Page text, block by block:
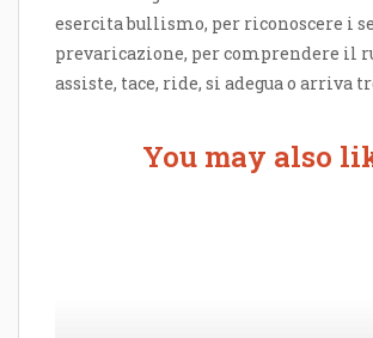
esercita bullismo, per riconoscere i
prevaricazione, per comprendere il
assiste, tace, ride, si adegua o arriva
You may also